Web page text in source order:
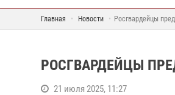
Главная Новости Росгвардейцы
РОСГВАРДЕЙЦЫ
21 июля 2025, 11:27